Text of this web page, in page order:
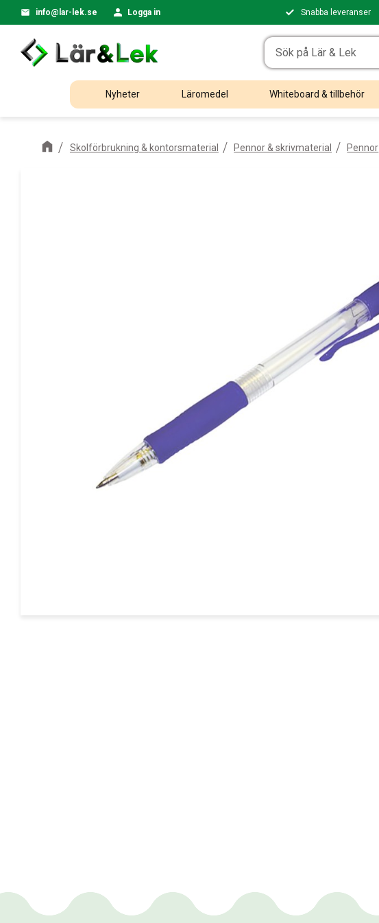
info@lar-lek.se Logga in Snabba leveranser
Nyheter Läromedel Whiteboard & tillbehör
Skolförbrukning & kontorsmaterial Pennor & skrivmaterial Pennor